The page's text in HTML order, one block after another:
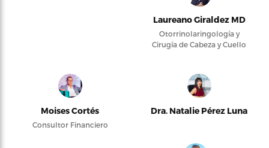
Laureano Giraldez MD
Otorrinolaringología y
Cirugía de Cabeza y Cuello
Moises Cortés
Consultor Financiero
Dra. Natalie Pérez Luna